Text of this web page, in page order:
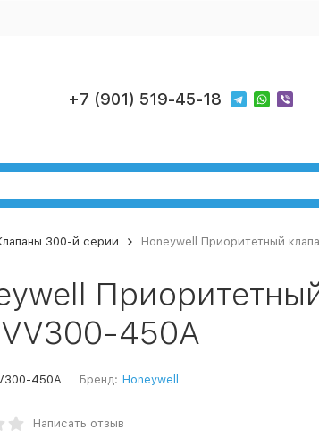
+7 (901) 519-45-18
300-й серии Honeywell Приоритетный
VV300-450A
450A Бренд: Honeywell
Написать отзыв